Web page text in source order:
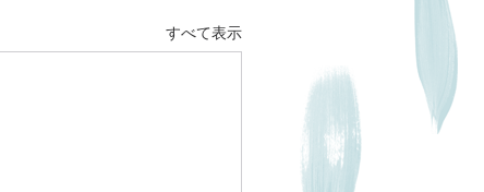
すべて表示